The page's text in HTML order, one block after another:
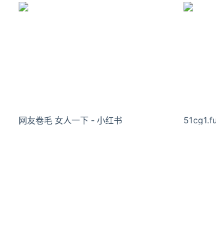
网友卷毛 女人一下 - 小红书